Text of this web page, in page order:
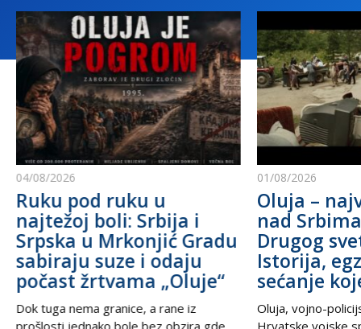
04/08/2026
Ruku pod ruku u
najtežoj boli: Srbija i
Srpska u Mrkonjić Gradu
sabiraju suze i odaju
počast žrtvama „Oluje“
Dok tuga nema granice, a rane iz
01/08/2026
Oluja –
nad
Drugog
Istorija,
sećanje
Oluja, vojno-